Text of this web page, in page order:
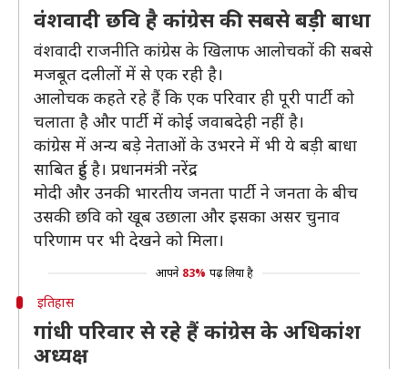
वंशवादी छवि है कांग्रेस की सबसे बड़ी बाधा
वंशवादी राजनीति कांग्रेस के खिलाफ आलोचकों की सबसे
मजबूत दलीलों में से एक रही है।
आलोचक कहते रहे हैं कि एक परिवार ही पूरी पार्टी को
चलाता है और पार्टी में कोई जवाबदेही नहीं है।
कांग्रेस में अन्य बड़े नेताओं के उभरने में भी ये बड़ी बाधा
साबित हुई है। प्रधानमंत्री नरेंद्र
मोदी और उनकी भारतीय जनता पार्टी ने जनता के बीच
उसकी छवि को खूब उछाला और इसका असर चुनाव
परिणाम पर भी देखने को मिला।
आपने 83% पढ़ लिया है
इतिहास
गांधी परिवार से रहे हैं कांग्रेस के अधिकांश
अध्यक्ष